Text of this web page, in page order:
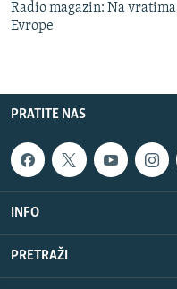
Radio magazin: Na vratima
Evrope
PRATITE NAS
INFO
PRETRAŽI